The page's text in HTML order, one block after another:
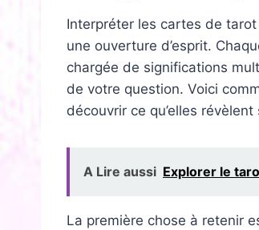
Interpréter les cartes de
une ouverture d’esprit.
chargée de significations
de votre question. Voici
découvrir ce qu’elles
A Lire aussi Explorer le
La première chose à retenir